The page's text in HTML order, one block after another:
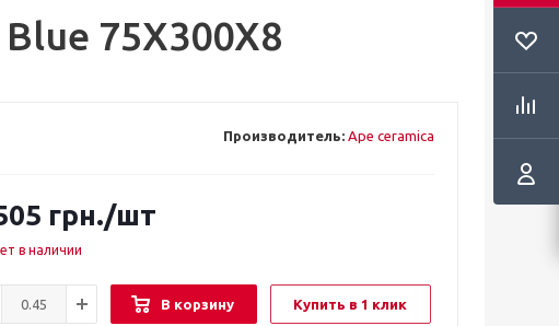
75X300X8
Производитель: Ape ceramica
грн./шт
в наличии
В корзину Купить в 1 клик